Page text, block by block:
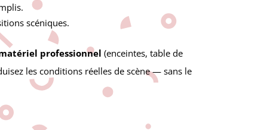
scéniques.
professionnel (enceintes, table de
les conditions réelles de scène — sans le